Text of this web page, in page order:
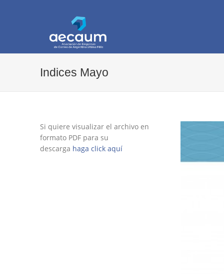
Indices Mayo
Si quiere visualizar el archivo en
formato PDF para su
descarga haga click aquí